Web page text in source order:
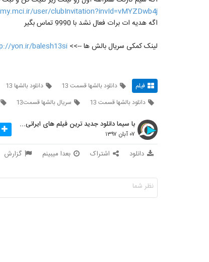
user/clubInvitation?invId=vMYZDwb4j
اگه هدیه ات برات فعال نشد با 9990 تماس بگیر
لینک کمکی سریال بالش ها -->> yon.ir/balesh13si
فیلم دانلود بالشها قسمت 13 دانلود بالشها 13
دانلود بالشها قسمت 13
سريال بالشها قسمت13
با سیما دانلود جدید ترین فیلم های ایرانی را در لحظ
۰۷ آبان ۱۳۹۷
دانلود اشتراک بعدا میبینم گزارش